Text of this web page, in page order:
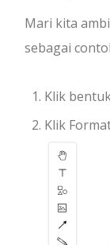
Mari kita
sebagai
Klik
Klik